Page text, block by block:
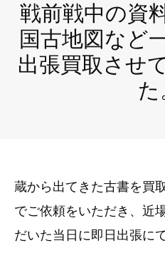
戦前戦中の資
国古地図など
出張買取させ
た
蔵から出てきた古書を買
でご依頼をいただき、近
だいた当日に即日出張に